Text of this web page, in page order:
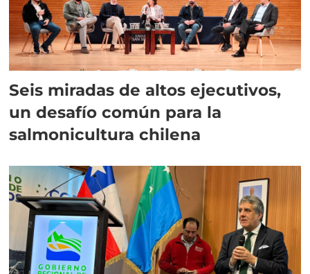
Seis miradas de altos ejecutivos,
un desafío común para la
salmonicultura chilena